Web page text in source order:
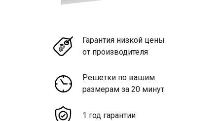
Гарантия низкой цены
от производителя
Решетки по вашим
размерам за 20 минут
1 год гарантии